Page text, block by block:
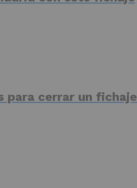
para cerrar un fichaje